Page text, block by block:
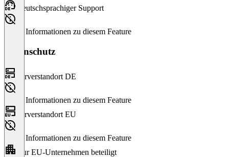
Deutschsprachiger Support
Keine Informationen zu diesem Feature
Datenschutz
Serverstandort DE
Keine Informationen zu diesem Feature
Serverstandort EU
Keine Informationen zu diesem Feature
Nur EU-Unternehmen beteiligt